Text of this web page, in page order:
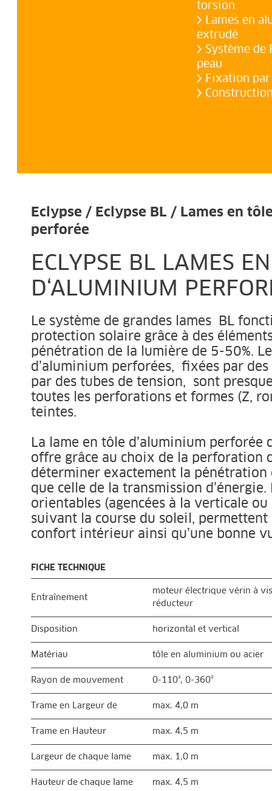
torsion
Lames en
extrudé
Système de
peau
Fixation
Eclypse / Eclypse BL / Lames en
perforée
ECLYPSE BL LAMES
D‘ALUMINIUM
Le système de grandes lames BL
protection solaire grâce à des
pénétration de la lumière de 5-50%.
d’aluminium perforées, fixées par des
par des tubes de tension, sont
toutes les perforations et formes (Z,
teintes.
La lame en tôle d’aluminium perforée
offre grâce au choix de la perforation
déterminer exactement la pénétration
que celle de la transmission d’énergie.
orientables (agencées à la verticale
suivant la course du soleil,
confort intérieur ainsi qu’une bonne
FICHE TECHNIQUE
Entraînement
moteur électrique vérin à
réducteur
Disposition horizontal et vertical
Matériau tôle en aluminium ou acier
Rayon de mouvement 0-110°, 0-360°
Trame en Largeur de max. 4,0 m
Trame en Hauteur max. 4,5 m
Largeur de chaque lame max. 1,0 m
Hauteur de chaque lame max. 4,5 m